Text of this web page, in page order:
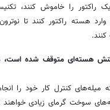
راکتور را خاموش کنند،
وارد هسته راکتور کنند تا
هسته‌ای متوقف شده
میله‌های کنترل کار خود را
سوخت گرمای زیادی خواهند